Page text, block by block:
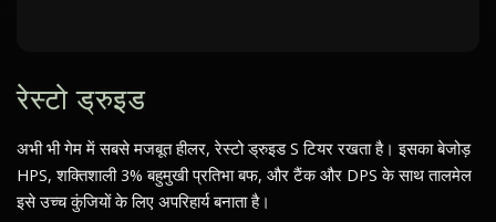
रेस्टो ड्रुइड
अभी भी गेम में सबसे मजबूत हीलर, रेस्टो ड्रुइड S टियर रखता है। इसका बेजोड़
HPS, शक्तिशाली 3% बहुमुखी प्रतिभा बफ, और टैंक और DPS के साथ तालमेल
इसे उच्च कुंजियों के लिए अपरिहार्य बनाता है।